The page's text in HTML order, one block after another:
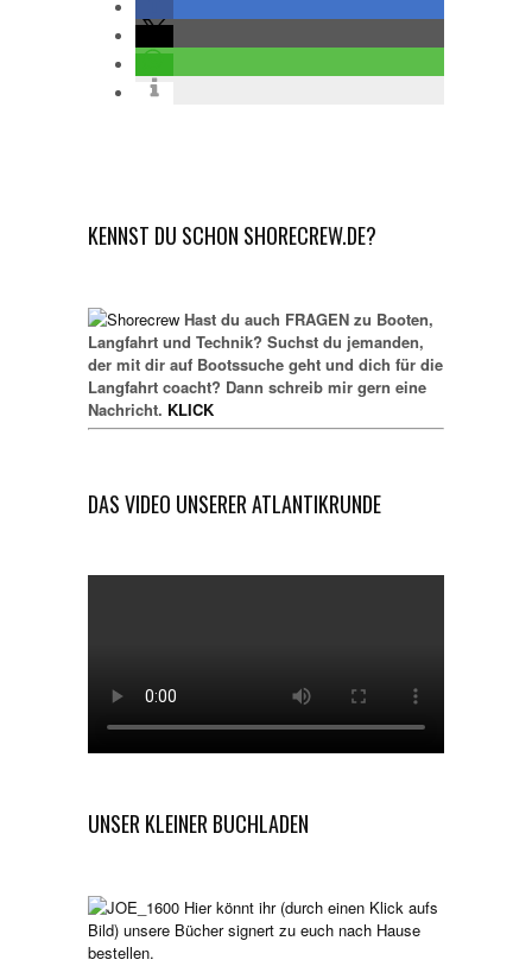
KENNST DU SCHON SHORECREW.DE?
Hast du auch FRAGEN zu Booten,
Langfahrt und Technik? Suchst du jemanden,
der mit dir auf Bootssuche geht und dich für die
Langfahrt coacht? Dann schreib mir gern eine
Nachricht. KLICK
DAS VIDEO UNSERER ATLANTIKRUNDE
UNSER KLEINER BUCHLADEN
Hier könnt ihr (durch einen Klick aufs
Bild) unsere Bücher signert zu euch nach Hause
bestellen.